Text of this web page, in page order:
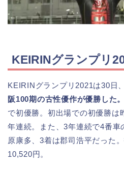
KEIRINグランプリ
KEIRINグランプリ2021は30日
阪100期の古性優作が優勝した
で初優勝。初出場での初優勝は
年連続。また、3年連続で4番
原康多、3着は郡司浩平だった
10,520円。